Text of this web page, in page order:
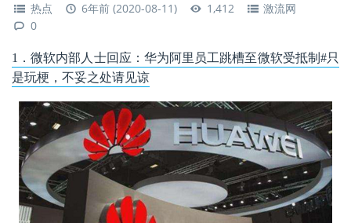
热点 6年前 (2020-08-11) 1,412
激流网
0
1．微软内部人士回应：华为阿里员工跳槽至微软受抵制#只
是玩梗，不妥之处请见谅